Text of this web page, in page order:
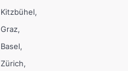
Kitzbühel
Graz
Basel
Zürich